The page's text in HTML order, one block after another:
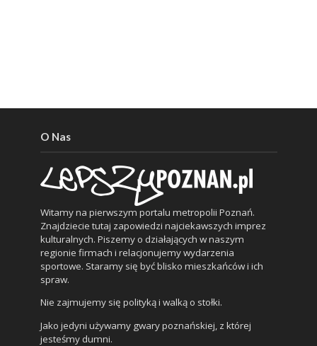
O Nas
Witamy na pierwszym portalu metropolii Poznań.
Znajdziecie tutaj zapowiedzi najciekawszych imprez
kulturalnych. Piszemy o działających w naszym
regionie firmach i relacjonujemy wydarzenia
sportowe. Staramy się być blisko mieszkańców i ich
spraw.
Nie zajmujemy się polityką i walką o stołki.
Jako jedyni używamy gwary poznańskiej, z której
jesteśmy dumni.